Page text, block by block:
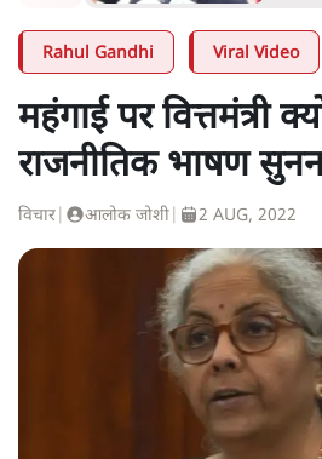
Rahul Gandhi Viral Video
महंगाई पर वित्तमंत्री
राजनीतिक भाषण
विचार आलोक जोशी 2 AUG, 2022